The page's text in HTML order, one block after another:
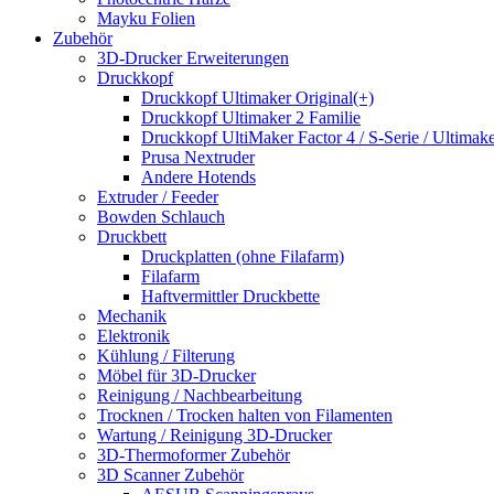
Mayku Folien
Zubehör
3D-Drucker Erweiterungen
Druckkopf
Druckkopf Ultimaker Original(+)
Druckkopf Ultimaker 2 Familie
Druckkopf UltiMaker Factor 4 / S-Serie /
Prusa Nextruder
Andere Hotends
Extruder / Feeder
Bowden Schlauch
Druckbett
Druckplatten (ohne Filafarm)
Filafarm
Haftvermittler Druckbette
Mechanik
Elektronik
Kühlung / Filterung
Möbel für 3D-Drucker
Reinigung / Nachbearbeitung
Trocknen / Trocken halten von Filamenten
Wartung / Reinigung 3D-Drucker
3D-Thermoformer Zubehör
3D Scanner Zubehör